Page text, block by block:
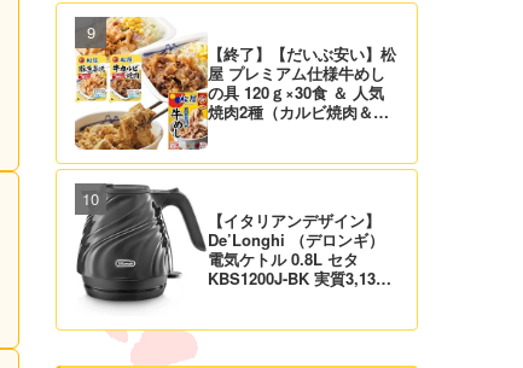
【終了】【だいぶ安い】松
屋 プレミアム仕様牛めし
の具 120ｇ×30食 ＆ 人気
焼肉2種（カルビ焼肉＆生
料！
【イタリアンデザイン】
De’Longhi （デロンギ）
電気ケトル 0.8L セタ
KBS1200J-BK 実質3,132